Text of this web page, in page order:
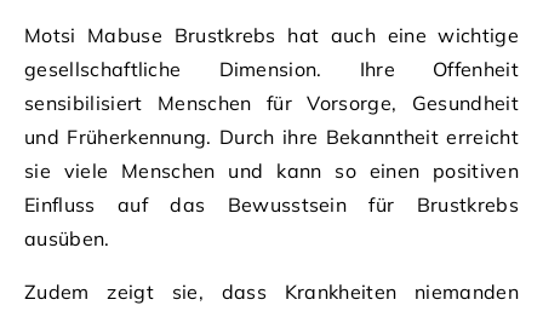
Motsi Mabuse Brustkrebs hat auch eine wichtige
gesellschaftliche Dimension. Ihre Offenheit
sensibilisiert Menschen für Vorsorge, Gesundheit
und Früherkennung. Durch ihre Bekanntheit erreicht
sie viele Menschen und kann so einen positiven
Einfluss auf das Bewusstsein für Brustkrebs
ausüben.
Zudem zeigt sie, dass Krankheiten niemanden